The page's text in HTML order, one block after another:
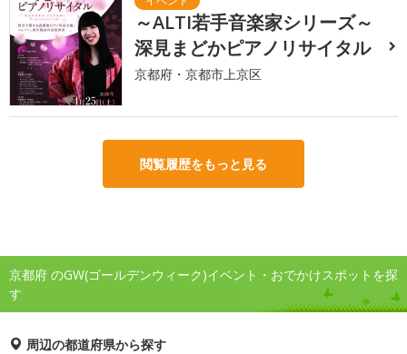
～ALTI若手音楽家シリーズ～
深見まどかピアノリサイタル
京都府・京都市上京区
閲覧履歴をもっと見る
京都府 のGW(ゴールデンウィーク)イベント・おでかけスポットを探
す
周辺の都道府県から探す